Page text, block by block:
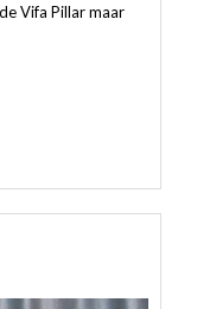
Vifa Pillar maar